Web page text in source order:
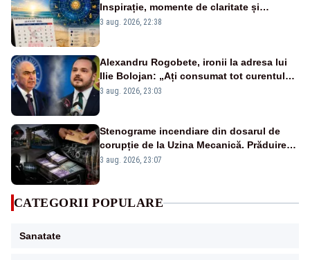
Inspirație, momente de claritate și
oportunități de afirmare în carieră
3 aug. 2026, 22:38
Alexandru Rogobete, ironii la adresa lui
Ilie Bolojan: „Ați consumat tot curentul
urmărind șobolani imaginari”
3 aug. 2026, 23:03
Stenograme incendiare din dosarul de
corupție de la Uzina Mecanică. Prăduirea
banilor din programul SAFE, interceptată
3 aug. 2026, 23:07
CATEGORII POPULARE
Sanatate